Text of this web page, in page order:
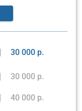
30 000 р.
30 000 р.
40 000 р.